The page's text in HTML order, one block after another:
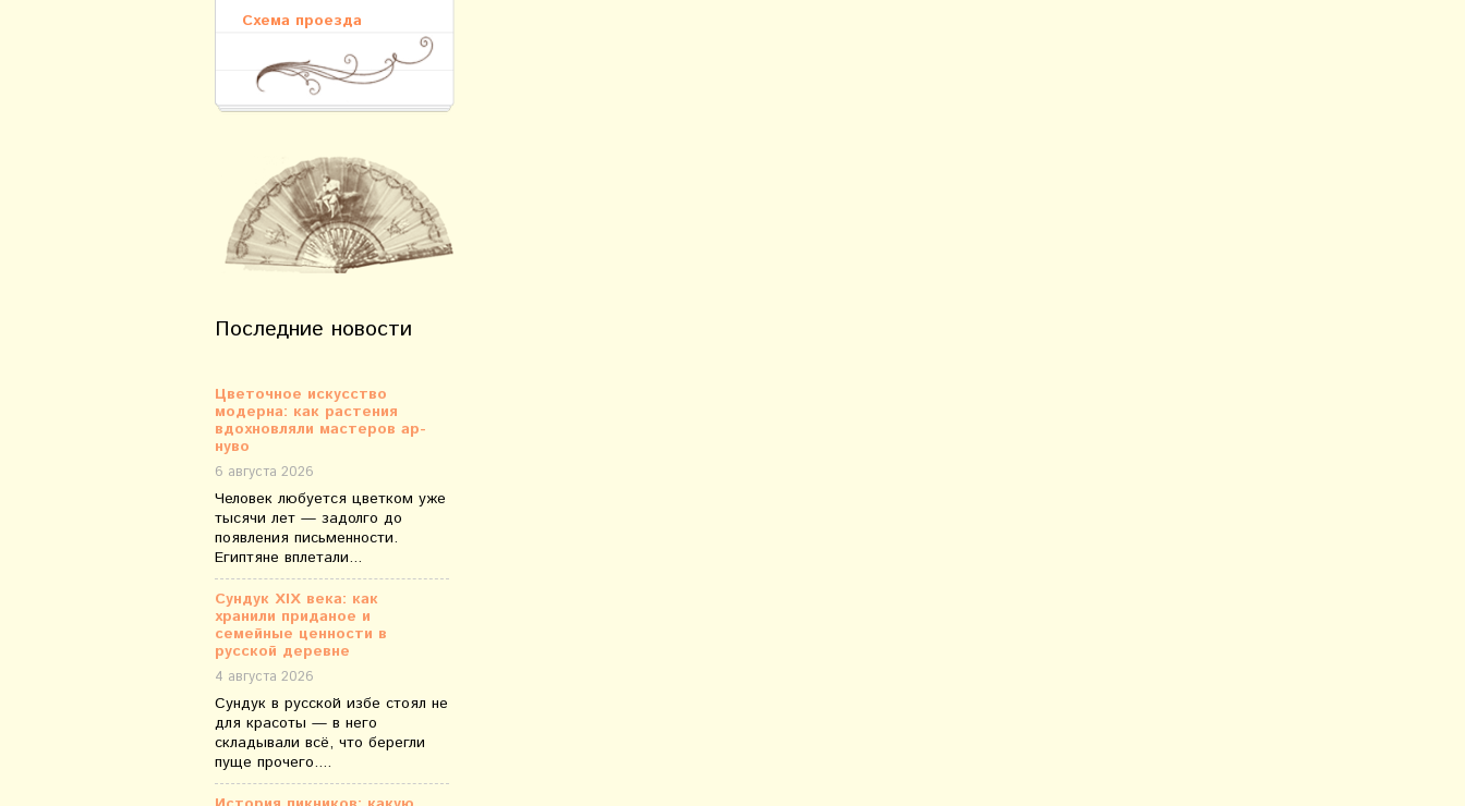
Схема проезда
Последние новости
Цветочное искусство
модерна: как растения
вдохновляли мастеров ар-
нуво
6 августа 2026
Человек любуется цветком уже
тысячи лет — задолго до
появления письменности.
Египтяне вплетали...
Сундук XIX века: как
хранили приданое и
семейные ценности в
русской деревне
4 августа 2026
Сундук в русской избе стоял не
для красоты — в него
складывали всё, что берегли
пуще прочего....